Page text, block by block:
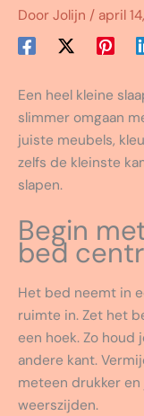
Door Jolijn / april
Een heel kleine
slimmer omgaan
juiste meubels,
zelfs de kleinste
slapen.
Begin
bed
Het bed neemt in
ruimte in. Zet het
een hoek. Zo houd
andere kant.
meteen drukker
weerszijden.